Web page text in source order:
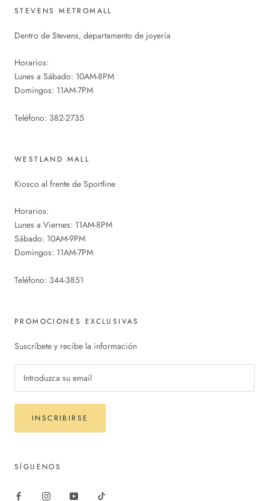
STEVENS METROMALL
Dentro de Stevens, departamento de joyería
Horarios:
Lunes a Sábado: 10AM-8PM
Domingos: 11AM-7PM
Teléfono: 382-2735
WESTLAND MALL
Kiosco al frente de Sportline
Horarios:
Lunes a Viernes: 11AM-8PM
Sábado: 10AM-9PM
Domingos: 11AM-7PM
Teléfono: 344-3851
PROMOCIONES EXCLUSIVAS
Suscríbete y recibe la información
INSCRIBIRSE
SÍGUENOS